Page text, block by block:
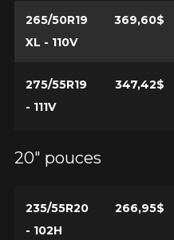
265/50R19
XL - 110V
369,60$
275/55R19
- 111V
347,42$
20" pouces
235/55R20
- 102H
266,95$